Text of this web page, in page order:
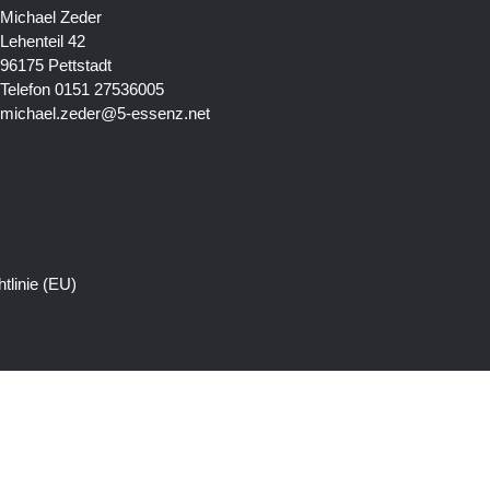
Michael Zeder
Lehenteil 42
96175 Pettstadt
Telefon 0151 27536005
michael.zeder@5-essenz.net
(EU)